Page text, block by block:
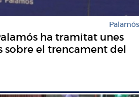
Palamós
ha tramitat unes
sobre el trencament del